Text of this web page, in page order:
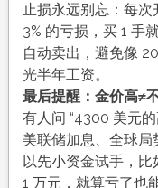
止损永远别忘：每
3% 的亏损，买 1 手
自动卖出，避免像
光半年工资。
最后提醒：金价高≠
有人问 “4300 美元
美联储加息、全球
以先小资金试手，比
1 万元，就算亏了也